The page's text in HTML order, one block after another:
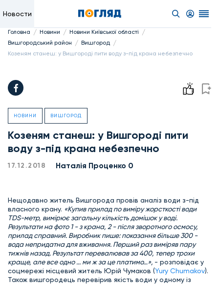
Новости
Головна / Новини / Новини Київської області /
Вишгородський район / Вишгород /
Козеням станеш: у Вишгороді пити воду з-під крана небезпечно
НОВИНИ ВИШГОРОД
Козеням станеш: у Вишгороді пити
воду з-під крана небезпечно
17.12.2018 Наталія Проценко 0
Нещодавно житель Вишгорода провів аналіз води з-під
власного крану. «Купив прилад по виміру жорсткості води
TDS-метр, вимірює загальну кількість домішок у воді.
Результати на фото 1 - з крана, 2 - після зворотного осмосу,
прилад справний. Виробник пише: показання більше 300 -
вода непридатна для вживання. Перший раз виміряв пару
тижнів назад. Результат перевалював за 400, тепер трохи
краще, але все одно ... ми ж за це платимо…», - розповідає у
соцмережі місцевий житель Юрій Чумаков (Yury Chumakov).
Також вишгородець перевірив якість води у одному із